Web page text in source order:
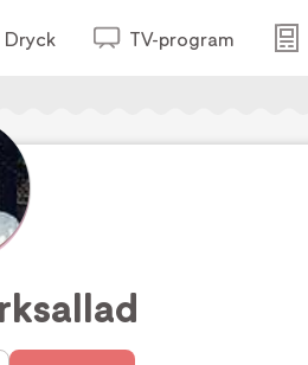
Dryck TV-program